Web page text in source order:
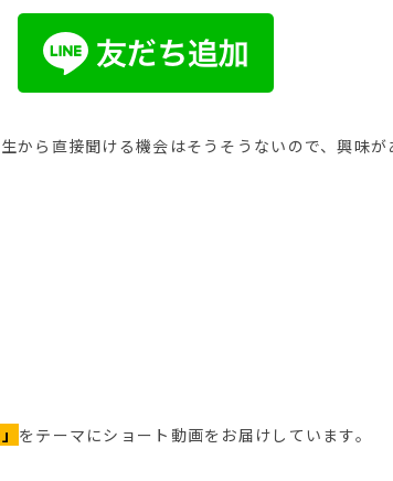
から直接聞ける機会はそうそうないので、興味
をテーマにショート動画をお届けしています。